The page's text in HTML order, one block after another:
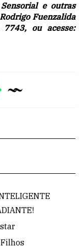
e outras
Fuenzalida
ou acesse: